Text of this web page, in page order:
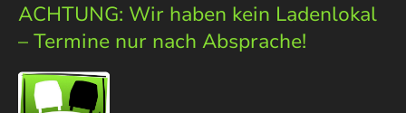
ACHTUNG: Wir haben kein Ladenlokal
– Termine nur nach Absprache!